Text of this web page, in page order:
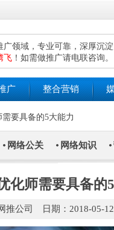
广领域，专业可靠，深厚沉
飞 ！如需做推广请电联咨询。
广 整合营销
要具备的5大能力
网络公关 网络知识
化师需要具备的
推公司 日期：2018-05-